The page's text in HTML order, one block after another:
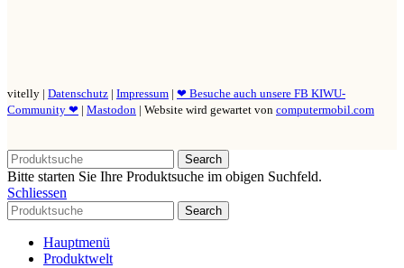
vitelly | Datenschutz | Impressum | ❤ Besuche auch unsere FB KIWU-
Community ❤ | Mastodon | Website wird gewartet von computermobil.com
Search
Bitte starten Sie Ihre Produktsuche im obigen Suchfeld.
Schliessen
Search
Hauptmenü
Produktwelt